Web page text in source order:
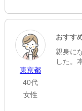
東京都
40代
女性
おすす
親身に
した。